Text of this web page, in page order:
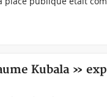
Kubala »